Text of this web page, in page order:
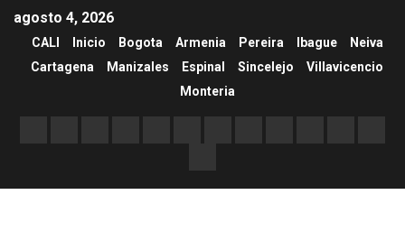
agosto 4, 2026
CALI Inicio Bogota Armenia Pereira Ibague
Neiva
Cartagena
Manizales Espinal Sincelejo
Villavicencio
Monteria